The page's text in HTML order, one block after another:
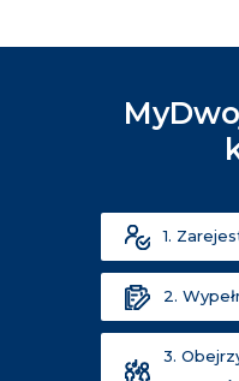
1.
2.
3.